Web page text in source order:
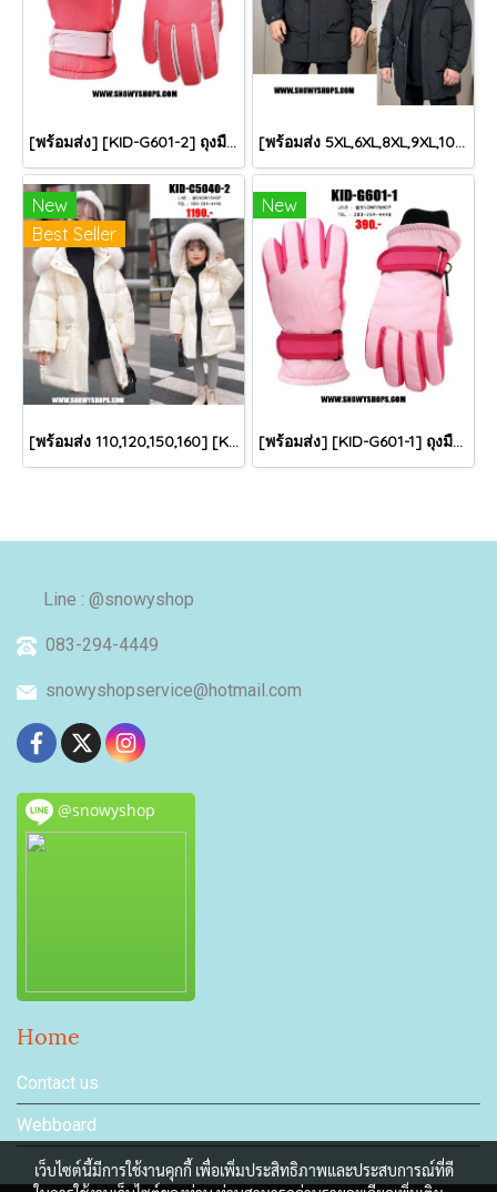
[พร้อมส่ง] [KID-G601-2] ถุงมือกันหนาวเด็กสีชมพูเข้ม ซับขนด้านใน ใส่กันหนาวเล่นหิมะได้ (เหมาะสำหรับเด็ก 3-5ขวบ) [พร้อมส่ง 5XL,6XL,8XL,9XL,10XL] [Man-B004-1] Down Jackets BigSize เสื้อโค้ทขนเป็ดกันหนาวสีดำชายไซด์ใหญ่ มีหมวกฮู้ด ซิปด้านหน้า กันน้ำ ใส่กันหนาวติดลบได้อย่างดี
New
Best Seller
[พร้อมส่ง 110,120,150,160] [KID-C5040-2] เสื้อโค้ทกันหนาวเด็กขนเป็ดสีขาว แขนยาว มีกระเป๋าสองข้าง แบบซิปด้านหน้า หมวกฮู้ดติดเฟอร์ฟรุ้งฟริ้งใส่ติดลบกันหนาว เล่นหิมะได้ค่ะ
New
[พร้อมส่ง] [KID-G601-1] ถุงมือกันหนาวเด็กสีชมพูอ่อน ซับขนด้านใน ใส่กันหนาวเล่นหิมะได้ (เหมาะสำหรับเด็ก 3-5ขวบ)
Line : @snowyshop
083-294-4449
snowyshopservice@hotmail.com
@snowyshop
Home
Contact us
Webboard
เว็บไซต์นี้มีการใช้งานคุกกี้ เพื่อเพิ่มประสิทธิภาพและประสบการณ์ที่ดี